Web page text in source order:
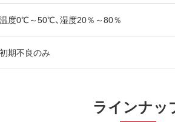
温度0℃～50℃、湿度20％～80％
初期不良のみ
ラインナッ